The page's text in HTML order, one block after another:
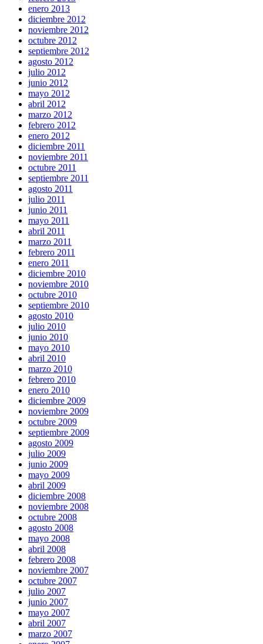
enero 2013
diciembre 2012
noviembre 2012
octubre 2012
septiembre 2012
agosto 2012
julio 2012
junio 2012
mayo 2012
abril 2012
marzo 2012
febrero 2012
enero 2012
diciembre 2011
noviembre 2011
octubre 2011
septiembre 2011
agosto 2011
julio 2011
junio 2011
mayo 2011
abril 2011
marzo 2011
febrero 2011
enero 2011
diciembre 2010
noviembre 2010
octubre 2010
septiembre 2010
agosto 2010
julio 2010
junio 2010
mayo 2010
abril 2010
marzo 2010
febrero 2010
enero 2010
diciembre 2009
noviembre 2009
octubre 2009
septiembre 2009
agosto 2009
julio 2009
junio 2009
mayo 2009
abril 2009
diciembre 2008
noviembre 2008
octubre 2008
agosto 2008
mayo 2008
abril 2008
febrero 2008
noviembre 2007
octubre 2007
julio 2007
junio 2007
mayo 2007
abril 2007
marzo 2007